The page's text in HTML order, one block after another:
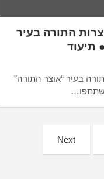
התורה בעיר
תיעוד
בעיר “אוצר התורה”
Next